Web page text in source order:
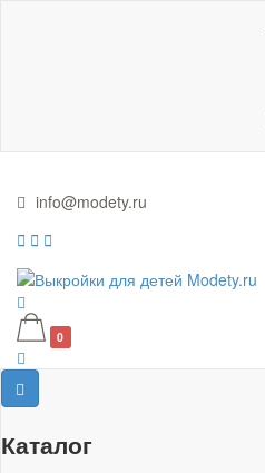
info@modety.ru
0
Каталог